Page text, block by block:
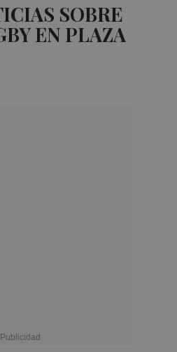
SOBRE
EN PLAZA